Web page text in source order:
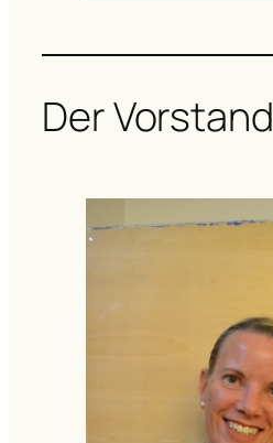
Der Vorstand